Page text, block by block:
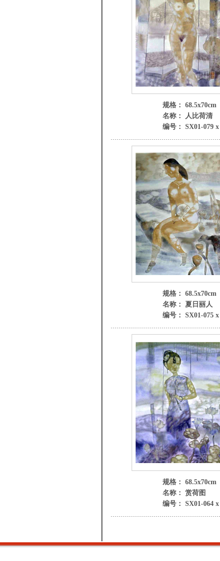
规格： 68.5x70cm
名称： 人比荷清
编号： SX01-079 x
规格： 68.5x70cm
名称： 夏日丽人
编号： SX01-075 x
规格： 68.5x70cm
名称： 赏荷图
编号： SX01-064 x